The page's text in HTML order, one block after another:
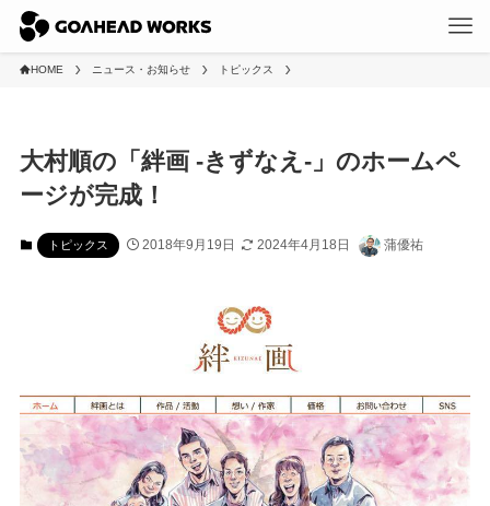
HOME ニュース・お知らせ トピックス
大村順の「絆画 -きずなえ-」のホームペ
ージが完成！
トピックス 2018年9月19日 2024年4月18日 蒲優祐